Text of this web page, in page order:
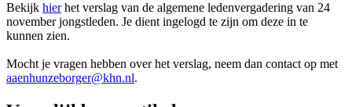
Bekijk hierhet verslag van de algemene ledenvergadering van 24
november jongstleden. Je dient ingelogd te zijn om deze in te
kunnen zien.
Mocht je vragen hebben over het verslag, neem dan contact op met
aaenhunzeborger@khn.nl.